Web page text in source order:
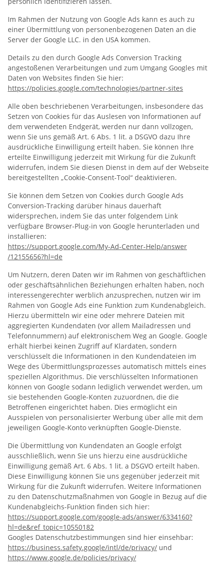
Im Rahmen der Nutzung von Google Ads kann es auch zu
einer Übermittlung von personenbezogenen Daten an die
Server der Google LLC. in den USA kommen.
Details zu den durch Google Ads Conversion Tracking
angestoßenen Verarbeitungen und zum Umgang Googles mit
Daten von Websites finden Sie hier:
https://policies.google.com/technologies/partner-sites
Alle oben beschriebenen Verarbeitungen, insbesondere das
Setzen von Cookies für das Auslesen von Informationen auf
dem verwendeten Endgerät, werden nur dann vollzogen,
wenn Sie uns gemäß Art. 6 Abs. 1 lit. a DSGVO dazu Ihre
ausdrückliche Einwilligung erteilt haben. Sie können Ihre
erteilte Einwilligung jederzeit mit Wirkung für die Zukunft
widerrufen, indem Sie diesen Dienst in dem auf der Webseite
bereitgestellten „Cookie-Consent-Tool“ deaktivieren.
Sie können dem Setzen von Cookies durch Google Ads
Conversion-Tracking darüber hinaus dauerhaft
widersprechen, indem Sie das unter folgendem Link
verfügbare Browser-Plug-in von Google herunterladen und
installieren:
https://support.google.com/My-Ad-Center-Help/answer
/12155656?hl=de
Um Nutzern, deren Daten wir im Rahmen von geschäftlichen
oder geschäftsähnlichen Beziehungen erhalten haben, noch
interessengerechter werblich anzusprechen, nutzen wir im
Rahmen von Google Ads eine Funktion zum Kundenabgleich.
Hierzu übermitteln wir eine oder mehrere Dateien mit
aggregierten Kundendaten (vor allem Mailadressen und
Telefonnummern) auf elektronischem Weg an Google. Google
erhält hierbei keinen Zugriff auf Klardaten, sondern
verschlüsselt die Informationen in den Kundendateien im
Wege des Übermittlungsprozesses automatisch mittels eines
speziellen Algorithmus. Die verschlüsselten Informationen
können von Google sodann lediglich verwendet werden, um
sie bestehenden Google-Konten zuzuordnen, die die
Betroffenen eingerichtet haben. Dies ermöglicht ein
Ausspielen von personalisierter Werbung über alle mit dem
jeweiligen Google-Konto verknüpften Google-Dienste.
Die Übermittlung von Kundendaten an Google erfolgt
ausschließlich, wenn Sie uns hierzu eine ausdrückliche
Einwilligung gemäß Art. 6 Abs. 1 lit. a DSGVO erteilt haben.
Diese Einwilligung können Sie uns gegenüber jederzeit mit
Wirkung für die Zukunft widerrufen. Weitere Informationen
zu den Datenschutzmaßnahmen von Google in Bezug auf die
Kundenabgleichs-Funktion finden sich hier:
https://support.google.com/google-ads/answer/6334160?
hl=de&ref_topic=10550182
Googles Datenschutzbestimmungen sind hier einsehbar:
https://business.safety.google/intl/de/privacy/ und
https://www.google.de/policies/privacy/